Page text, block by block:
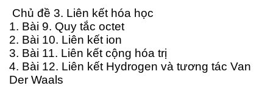
Chủ đề 3. Liên kết hóa học
1. Bài 9. Quy tắc octet
2. Bài 10. Liên kết ion
3. Bài 11. Liên kết cộng hóa trị
4. Bài 12. Liên kết Hydrogen và tương tác Van
Der Waals